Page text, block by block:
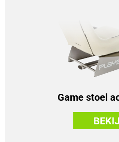
Game stoel